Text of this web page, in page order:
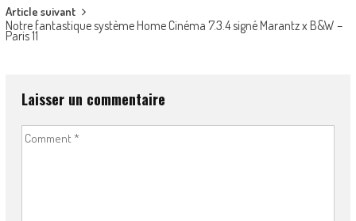
Article suivant
Notre fantastique système Home Cinéma 7.3.4 signé Marantz x B&W –
Paris 11
Laisser un commentaire